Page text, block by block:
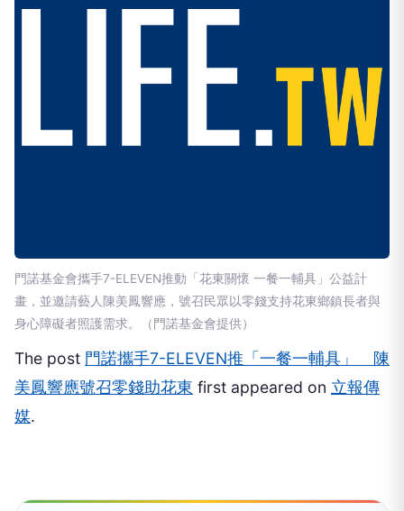
門諾基金會攜手7-ELEVEN推動「花東關懷 一餐一輔具」公益計
畫，並邀請藝人陳美鳳響應，號召民眾以零錢支持花東鄉鎮長者與
身心障礙者照護需求。（門諾基金會提供）
The post 門諾攜手7-ELEVEN推「一餐一輔具」 陳
美鳳響應號召零錢助花東 first appeared on 立報傳
媒.